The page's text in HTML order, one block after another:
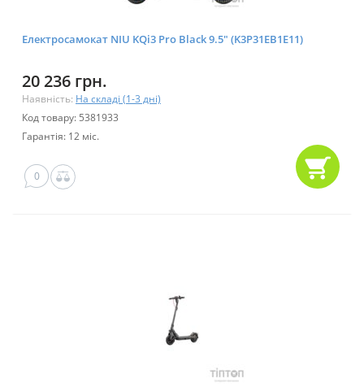
Електросамокат NIU KQi3 Pro Black 9.5" (K3P31EB1E11)
20 236 грн.
Наявність: На складі (1-3 дні)
Код товару: 5381933
Гарантія: 12 міс.
0